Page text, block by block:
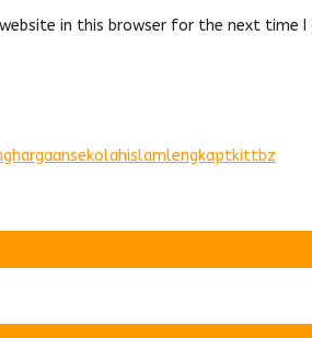
in this browser for the next time I
sekolahislamlengkaptkittbz